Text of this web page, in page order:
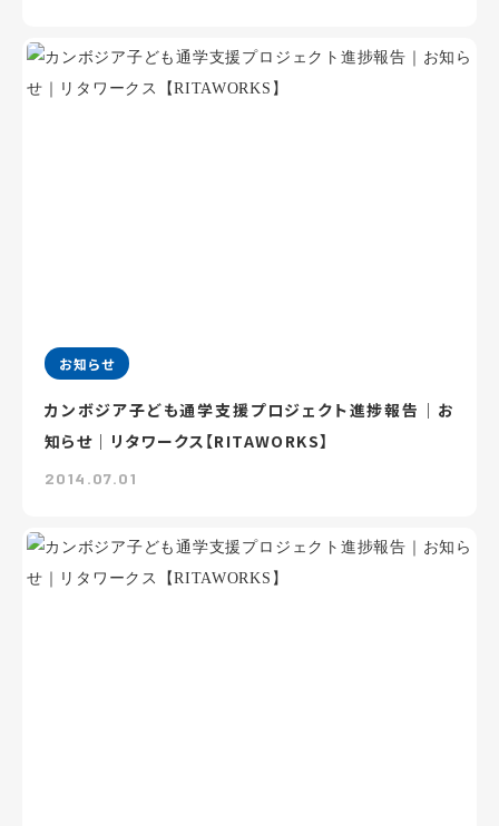
お知らせ
カンボジア子ども通学支援プロジェクト進捗報告｜お
知らせ｜リタワークス【RITAWORKS】
2014.07.01